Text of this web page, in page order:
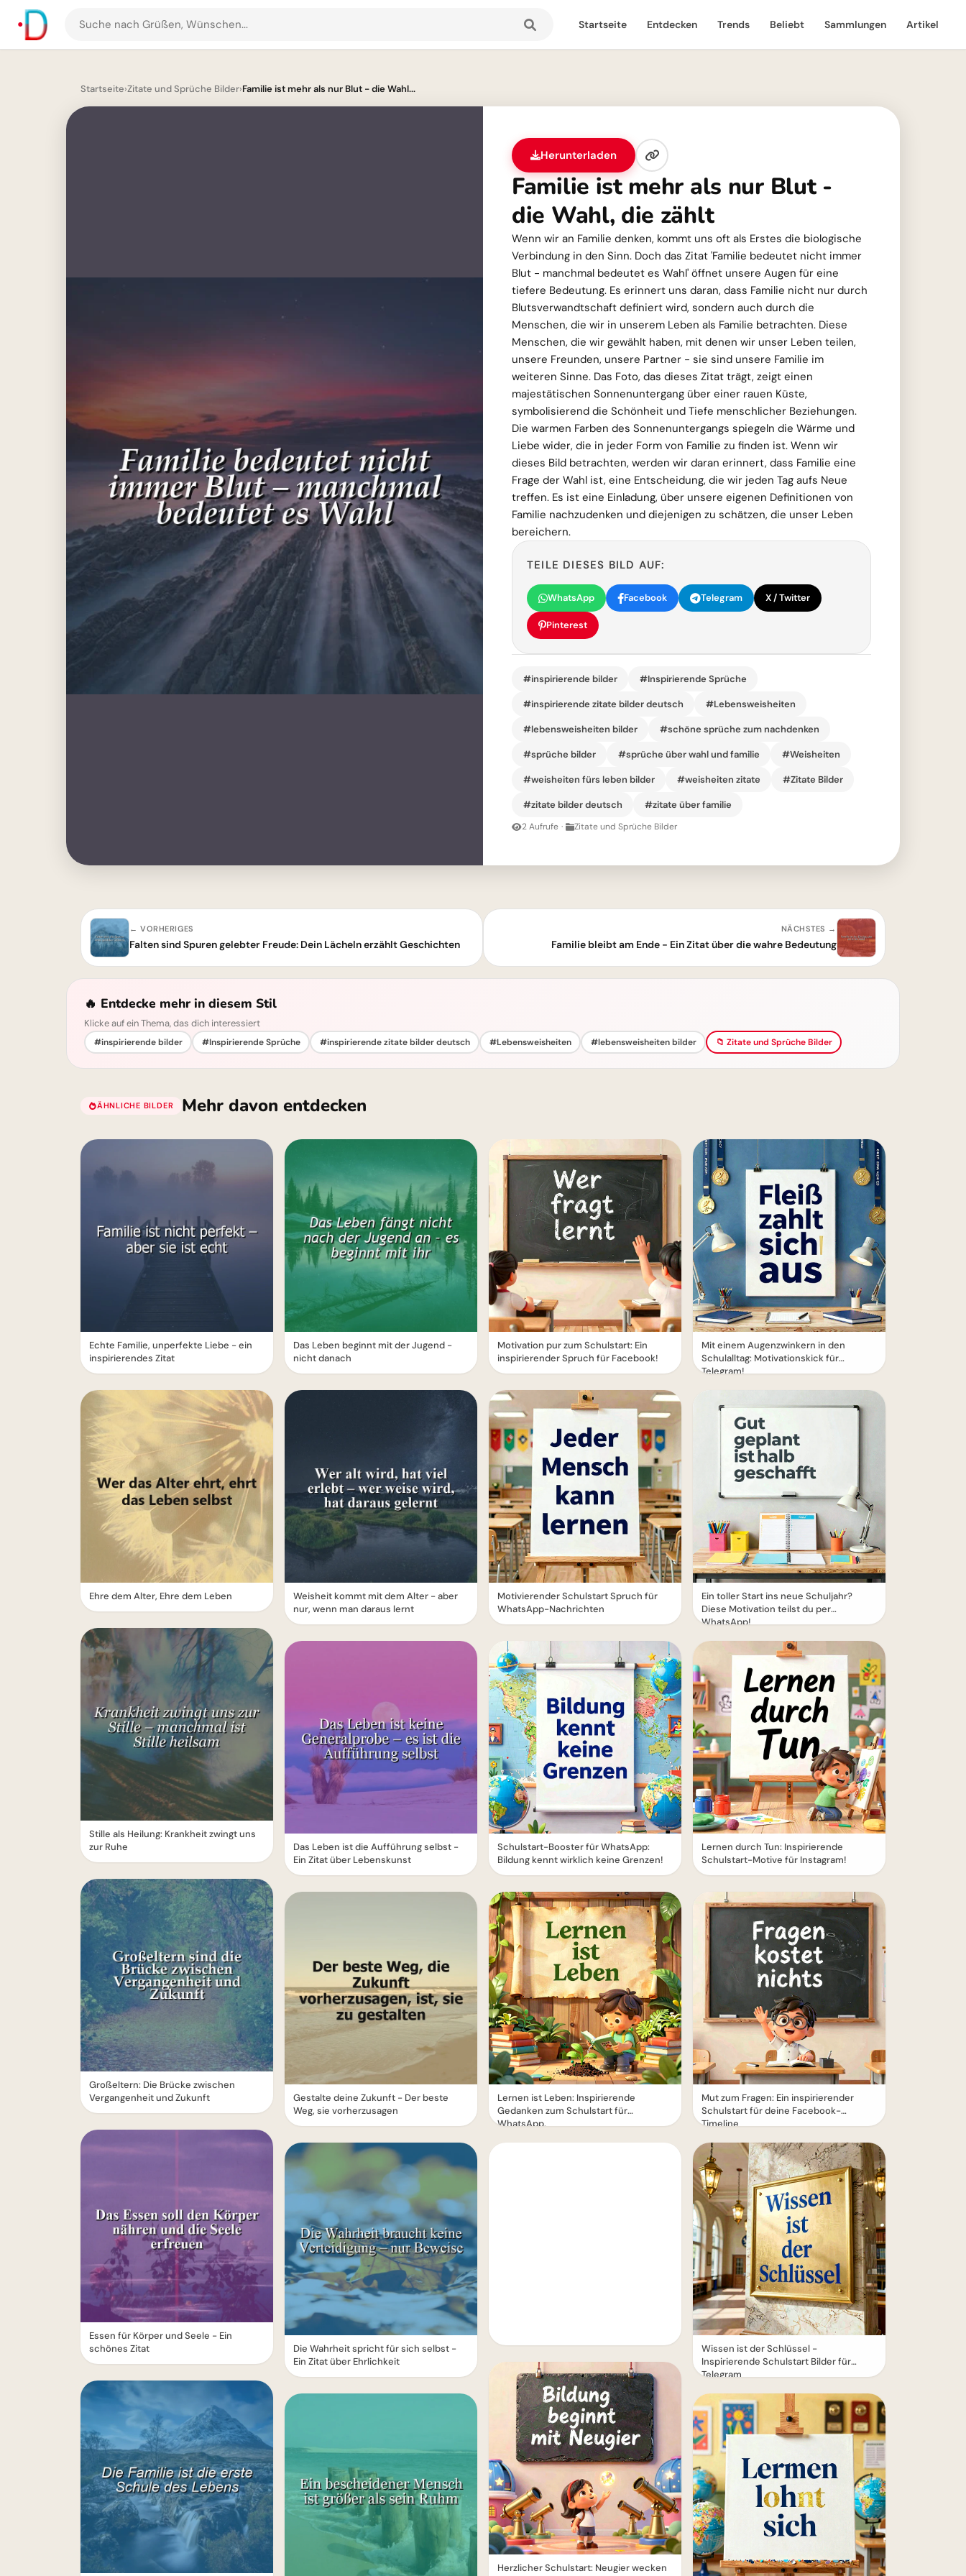
Suche
nach
und
Startseite Entdecken Trends Beliebt Sammlungen Artikel
Startseite›Zitate und Sprüche Bilder›Familie ist mehr als nur Blut - die Wahl...
Herunterladen
Familie ist mehr als nur Blut -
die Wahl, die zählt
Wenn wir an Familie denken, kommt uns oft als Erstes die biologische
Verbindung in den Sinn. Doch das Zitat 'Familie bedeutet nicht immer
Blut - manchmal bedeutet es Wahl' öffnet unsere Augen für eine
tiefere Bedeutung. Es erinnert uns daran, dass Familie nicht nur durch
Blutsverwandtschaft definiert wird, sondern auch durch die
Menschen, die wir in unserem Leben als Familie betrachten. Diese
Menschen, die wir gewählt haben, mit denen wir unser Leben teilen,
unsere Freunden, unsere Partner - sie sind unsere Familie im
weiteren Sinne. Das Foto, das dieses Zitat trägt, zeigt einen
majestätischen Sonnenuntergang über einer rauen Küste,
symbolisierend die Schönheit und Tiefe menschlicher Beziehungen.
Die warmen Farben des Sonnenuntergangs spiegeln die Wärme und
Liebe wider, die in jeder Form von Familie zu finden ist. Wenn wir
dieses Bild betrachten, werden wir daran erinnert, dass Familie eine
Frage der Wahl ist, eine Entscheidung, die wir jeden Tag aufs Neue
treffen. Es ist eine Einladung, über unsere eigenen Definitionen von
Familie nachzudenken und diejenigen zu schätzen, die unser Leben
bereichern.
TEILE DIESES BILD AUF:
WhatsApp Facebook Telegram X / Twitter
Pinterest
#inspirierende bilder #Inspirierende Sprüche
#inspirierende zitate bilder deutsch #Lebensweisheiten
#lebensweisheiten bilder #schöne sprüche zum nachdenken
#sprüche bilder #sprüche über wahl und familie #Weisheiten
#weisheiten fürs leben bilder #weisheiten zitate #Zitate Bilder
#zitate bilder deutsch #zitate über familie
2 Aufrufe · Zitate und Sprüche Bilder
← VORHERIGES
Falten sind Spuren gelebter Freude: Dein Lächeln erzählt Geschichten
NÄCHSTES →
Familie bleibt am Ende - Ein Zitat über die wahre Bedeutung
🔥 Entdecke mehr in diesem Stil
Klicke auf ein Thema, das dich interessiert
#inspirierende bilder #Inspirierende Sprüche #inspirierende zitate bilder deutsch #Lebensweisheiten #lebensweisheiten bilder 📁 Zitate und Sprüche Bilder
ÄHNLICHE BILDER Mehr davon entdecken
Echte Familie, unperfekte Liebe - ein
inspirierendes Zitat
Ehre dem Alter, Ehre dem Leben
Stille als Heilung: Krankheit zwingt uns
zur Ruhe
Großeltern: Die Brücke zwischen
Vergangenheit und Zukunft
Essen für Körper und Seele - Ein
schönes Zitat
Das Leben beginnt mit der Jugend -
nicht danach
Weisheit kommt mit dem Alter - aber
nur, wenn man daraus lernt
Das Leben ist die Aufführung selbst -
Ein Zitat über Lebenskunst
Gestalte deine Zukunft - Der beste
Weg, sie vorherzusagen
Die Wahrheit spricht für sich selbst -
Ein Zitat über Ehrlichkeit
Motivation pur zum Schulstart: Ein
inspirierender Spruch für Facebook!
Motivierender Schulstart Spruch für
WhatsApp-Nachrichten
Schulstart-Booster für WhatsApp:
Bildung kennt wirklich keine Grenzen!
Lernen ist Leben: Inspirierende
Gedanken zum Schulstart für
WhatsApp.
Herzlicher Schulstart: Neugier wecken
Mit einem Augenzwinkern in den
Schulalltag: Motivationskick für
Telegram!
Ein toller Start ins neue Schuljahr?
Diese Motivation teilst du per
WhatsApp!
Lernen durch Tun: Inspirierende
Schulstart-Motive für Instagram!
Mut zum Fragen: Ein inspirierender
Schulstart für deine Facebook-
Timeline
Wissen ist der Schlüssel -
Inspirierende Schulstart Bilder für
Telegram